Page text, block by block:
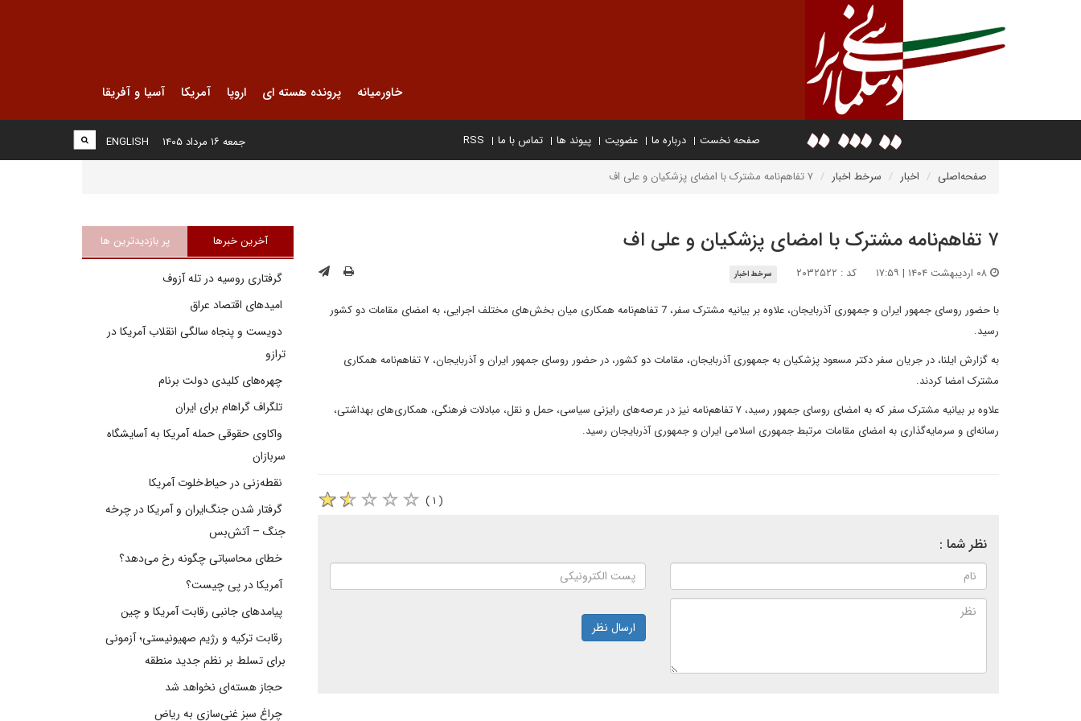
خاورمیانه پرونده هسته ای اروپا آمریکا آسیا و آفریقا
صفحه نخست درباره ما عضویت پیوند ها تماس با ما RSS
ENGLISH جمعه ۱۶ مرداد ۱۴۰۵
صفحه‌اصلی اخبار سرخط اخبار ۷ تفاهم‌نامه مشترک با امضای پزشکیان و علی اف
۷ تفاهم‌نامه مشترک با امضای پزشکیان و علی اف
کد : ۲۰۳۲۵۲۲ سرخط اخبار
با حضور روسای جمهور ایران و جمهوری آذربایجان، علاوه بر بیانیه مشترک سفر، 7 تفاهم‌نامه همکاری میان بخش‌های مختلف اجرایی، به امضای مقامات دو کشور
رسید.
به گزارش ایلنا، در جریان سفر دکتر مسعود پزشکیان به جمهوری آذربایجان، مقامات دو کشور، در حضور روسای جمهور ایران و آذربایجان، ۷ تفاهم‌نامه همکاری
مشترک امضا کردند.
علاوه بر بیانیه مشترک سفر که به امضای روسای جمهور رسید، ۷ تفاهم‌نامه نیز در عرصه‌های رایزنی سیاسی، حمل و نقل، مبادلات فرهنگی، همکاری‌های بهداشتی،
رسانه‌ای و سرمایه‌گذاری به امضای مقامات مرتبط جمهوری اسلامی ایران و جمهوری آذربایجان رسید.
( ۱ )
نظر شما :
ارسال نظر
آخرین خبرها پر بازدیدترین ها
گرفتاری روسیه در تله آزوف
امیدهای اقتصاد عراق
دویست و پنجاه سالگی انقلاب آمریکا در
ترازو
چهره‌های کلیدی دولت برنام
تلگراف گراهام برای ایران
واکاوی حقوقی حمله آمریکا به آسایشگاه
سربازان
نقطه‌زنی در حیاط‌خلوت آمریکا
گرفتار شدن جنگ‌ایران و آمریکا در چرخه
جنگ – آتش‌بس
خطای محاسباتی چگونه رخ می‌دهد؟
آمریکا در پی چیست؟
پیامدهای جانبی رقابت آمریکا و چین
رقابت ترکیه و رژیم صهیونیستی؛ آزمونی
برای تسلط بر نظم جدید منطقه
حجاز هسته‌ای نخواهد شد
چراغ سبز غنی‌سازی به ریاض